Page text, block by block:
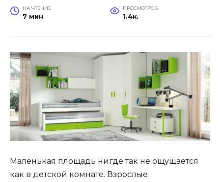
НА ЧТЕНИЕ
7 мин
ПРОСМОТРОВ
1.4к.
Маленькая площадь нигде так не ощущается
как в детской комнате. Взрослые